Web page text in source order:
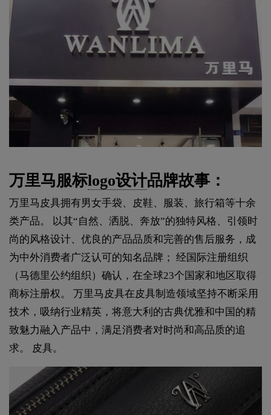
万里马服标logo设计品牌故事：
万里马皮具拥有男女手袋、皮鞋、服装、旅行箱等十余
类产品。 以其“自然、洒脱、奔放”的独特风格、引领时
尚的风格设计、优良的产品品质和完善的售后服务，成
为中外消费者广泛认可的知名品牌； 经国际注册组织
（马德里公约组织）确认，在全球23个国家和地区取得
商标注册权。 万里马皮具在皮具制造领域坚持不断采用
技术，吸纳行业精英，将意大利的古典优雅和中国的精
致魅力融入产品中，满足消费者对时尚和高品质的追
求。 皮具。